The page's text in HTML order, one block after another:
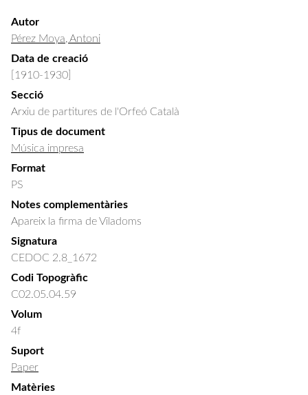
Autor
Pérez Moya, Antoni
Data de creació
[1910-1930]
Secció
Arxiu de partitures de l'Orfeó Català
Tipus de document
Música impresa
Format
PS
Notes complementàries
Apareix la firma de Viladoms
Signatura
CEDOC 2.8_1672
Codi Topogràfic
C02.05.04.59
Volum
4f
Suport
Paper
Matèries